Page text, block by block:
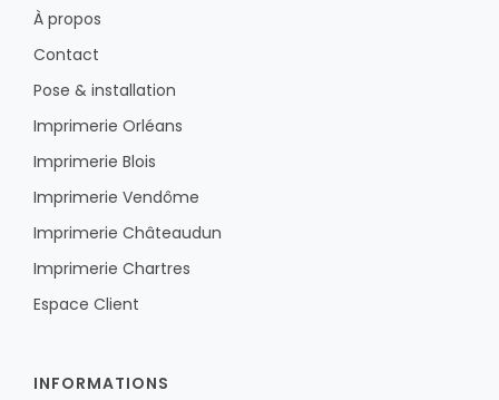
À propos
Contact
Pose & installation
Imprimerie Orléans
Imprimerie Blois
Imprimerie Vendôme
Imprimerie Châteaudun
Imprimerie Chartres
Espace Client
INFORMATIONS